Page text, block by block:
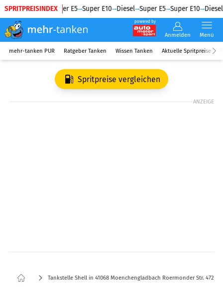
SPRITPREISINDEX
Diesel Super E5 Super E10 Diesel Super E5 Super E10 Diesel
powered by
Anmelden Menü
mehr-tanken PUR Ratgeber Tanken Wissen Tanken Aktuelle Spritpreise
Spritpreise vergleichen
ANZEIGE
Tankstelle Shell in 41068 Moenchengladbach Roermonder Str. 472